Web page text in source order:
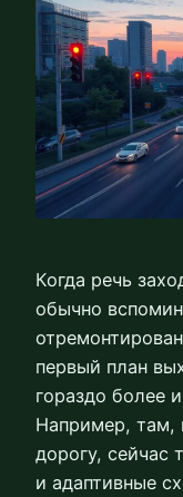
Когда речь
обычно
первый план
гораздо более
Например, там,
дорогу, сейчас
и адаптивные